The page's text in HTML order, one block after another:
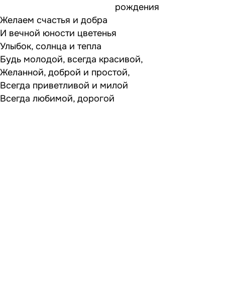
рождения
Желаем счастья и добра
И вечной юности цветенья
Улыбок, солнца и тепла
Будь молодой, всегда красивой,
Желанной, доброй и простой,
Всегда приветливой и милой
Всегда любимой, дорогой